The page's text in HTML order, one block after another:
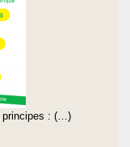
principes : (…)